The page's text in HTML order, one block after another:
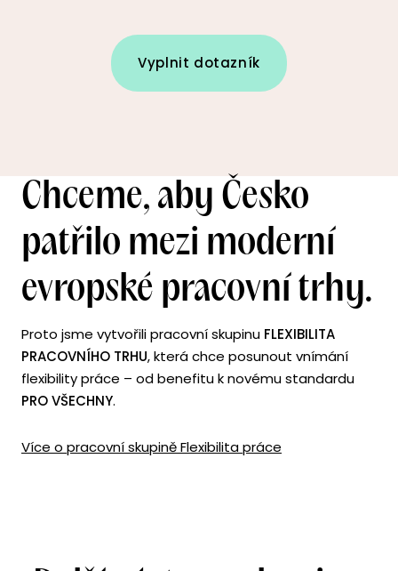
Vyplnit dotazník
Chceme, aby Česko
patřilo mezi moderní
evropské pracovní trhy.
Proto jsme vytvořili pracovní skupinu FLEXIBILITA
PRACOVNÍHO TRHU, která chce posunout vnímání
flexibility práce – od benefitu k novému standardu
PRO VŠECHNY.
Více o pracovní skupině Flexibilita práce